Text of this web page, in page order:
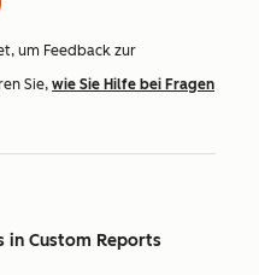
um Feedback zur
Sie, wie Sie Hilfe bei Fragen
in Custom Reports